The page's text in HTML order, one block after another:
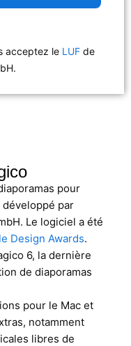
acceptez le LUF de
pour
développé par
Le logiciel a été
Design Awards.
6, la dernière
de diaporamas
pour le Mac et
notamment
libres de